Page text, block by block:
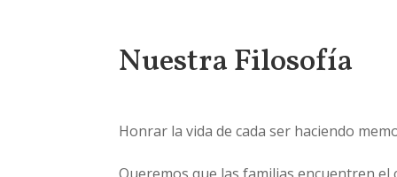
Nuestra Filosofía
Honrar la vida de cada ser haciendo